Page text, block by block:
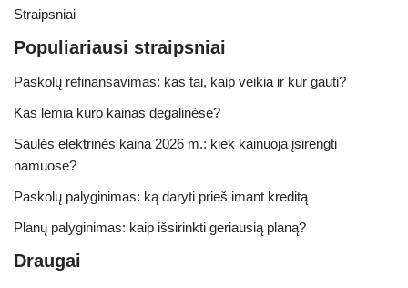
Straipsniai
Populiariausi straipsniai
Paskolų refinansavimas: kas tai, kaip veikia ir kur gauti?
Kas lemia kuro kainas degalinėse?
Saulės elektrinės kaina 2026 m.: kiek kainuoja įsirengti
namuose?
Paskolų palyginimas: ką daryti prieš imant kreditą
Planų palyginimas: kaip išsirinkti geriausią planą?
Draugai